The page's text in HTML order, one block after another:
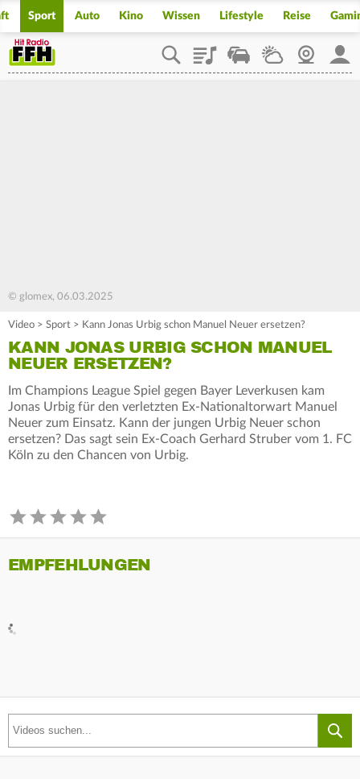
Sport Auto Kino Wissen Lifestyle Reise
PlaylistStaupilotWetterWebcam
© glomex, 06.03.2025
Video > Sport > Kann Jonas Urbig schon Manuel Neuer ersetzen?
KANN JONAS URBIG SCHON MANUEL
NEUER ERSETZEN?
Im Champions League Spiel gegen Bayer Leverkusen kam
Jonas Urbig für den verletzten Ex-Nationaltorwart Manuel
Neuer zum Einsatz. Kann der jungen Urbig Neuer schon
ersetzen? Das sagt sein Ex-Coach Gerhard Struber vom 1. FC
Köln zu den Chancen von Urbig.
EMPFEHLUNGEN